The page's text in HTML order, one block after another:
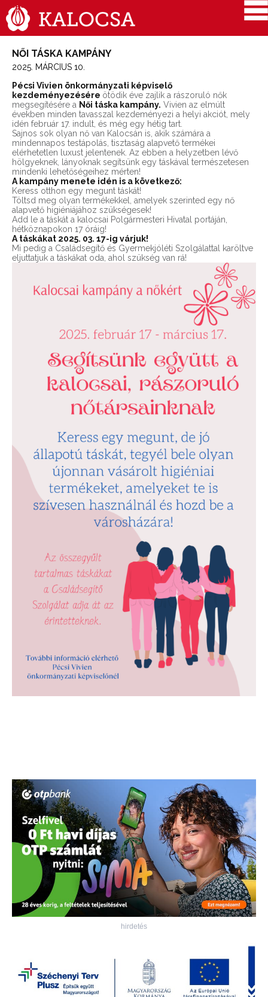
NŐI TÁSKA KAMPÁNY
2025. MÁRCIUS 10.
Pécsi Vivien önkormányzati képviselő
kezdeményezésére ötödik éve zajlik a rászoruló nők
megsegítésére a Női táska kampány. Vivien az elmúlt
években minden tavasszal kezdeményezi a helyi akciót, mely
idén február 17. indult, és még egy hétig tart.
Sajnos sok olyan nő van Kalocsán is, akik számára a
mindennapos testápolás, tisztaság alapvető termékei
elérhetetlen luxust jelentenek. Az ebben a helyzetben lévő
hölgyeknek, lányoknak segítsünk egy táskával természetesen
mindenki lehetőségeihez mérten!
A kampány menete idén is a következő:
Keress otthon egy megunt táskát!
Töltsd meg olyan termékekkel, amelyek szerinted egy nő
alapvető higiéniájához szükségesek!
Add le a táskát a kalocsai Polgármesteri Hivatal portáján,
hétköznapokon 17 óráig!
A táskákat 2025. 03. 17-ig várjuk!
Mi pedig a Családsegítő és Gyermekjóléti Szolgálattal karöltve
eljuttatjuk a táskákat oda, ahol szükség van rá!
hirdetés